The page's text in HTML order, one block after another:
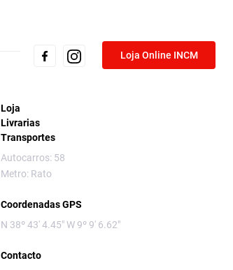
Loja Online INCM
Loja
Livrarias
Transportes
Autocarros: 58
Metro: Rato
Coordenadas GPS
N 38º 43' 4.45" W 9º 9' 6.62"
Contacto